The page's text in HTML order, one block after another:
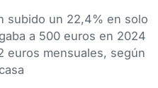
subido un 22,4% en solo
a 500 euros en 2024
euros mensuales, según